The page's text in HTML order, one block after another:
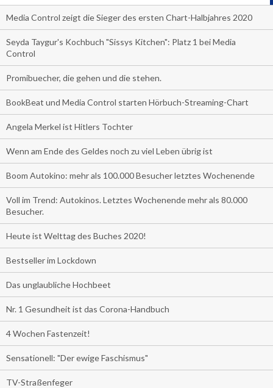
Media Control zeigt die Sieger des ersten Chart-Halbjahres 2020
Seyda Taygur's Kochbuch "Sissys Kitchen": Platz 1 bei Media
Control
Promibuecher, die gehen und die stehen.
BookBeat und Media Control starten Hörbuch-Streaming-Chart
Angela Merkel ist Hitlers Tochter
Wenn am Ende des Geldes noch zu viel Leben übrig ist
Boom Autokino: mehr als 100.000 Besucher letztes Wochenende
Voll im Trend: Autokinos. Letztes Wochenende mehr als 80.000
Besucher.
Heute ist Welttag des Buches 2020!
Bestseller im Lockdown
Das unglaubliche Hochbeet
Nr. 1 Gesundheit ist das Corona-Handbuch
4 Wochen Fastenzeit!
Sensationell: "Der ewige Faschismus"
TV-Straßenfeger